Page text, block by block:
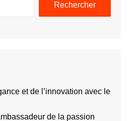
Rechercher
et de l’innovation avec le
de la passion